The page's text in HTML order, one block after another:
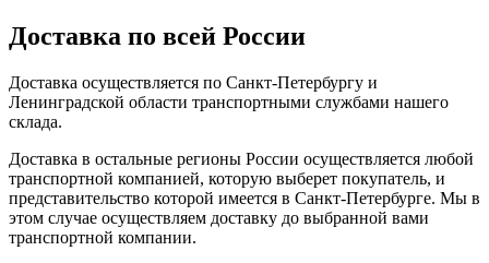
Доставка по всей России
Доставка осуществляется по Санкт-Петербургу и
Ленинградской области транспортными службами нашего
склада.
Доставка в остальные регионы России осуществляется любой
транспортной компанией, которую выберет покупатель, и
представительство которой имеется в Санкт-Петербурге. Мы в
этом случае осуществляем доставку до выбранной вами
транспортной компании.